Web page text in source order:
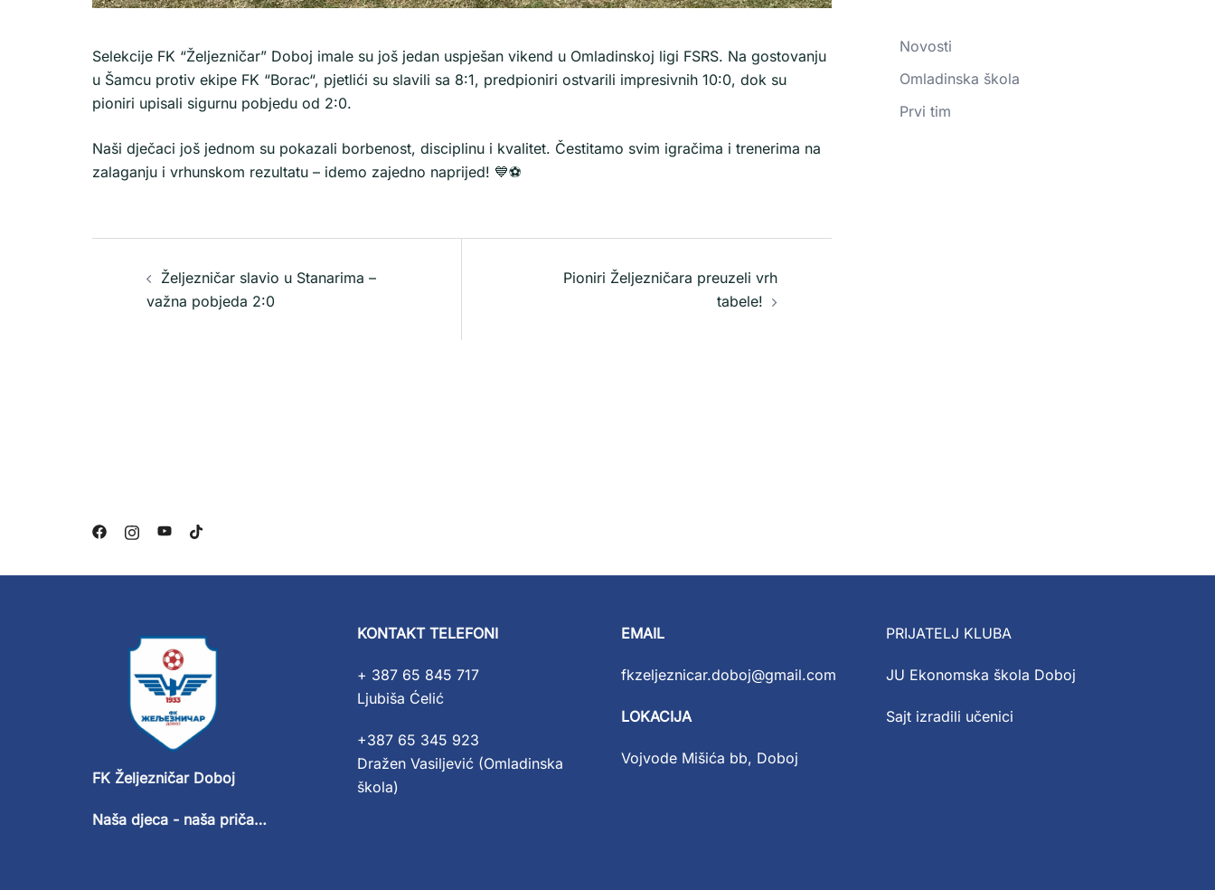
Selekcije FK “Željezničar” Doboj imale su još jedan uspješan vikend u Omladinskoj ligi FSRS. Na gostovanju
u Šamcu protiv ekipe FK “Borac“, pjetlići su slavili sa 8:1, predpioniri ostvarili impresivnih 10:0, dok su
pioniri upisali sigurnu pobjedu od 2:0.
Naši dječaci još jednom su pokazali borbenost, disciplinu i kvalitet. Čestitamo svim igračima i trenerima na
zalaganju i vrhunskom rezultatu – idemo zajedno naprijed! 💙⚽
Željezničar slavio u Stanarima –
važna pobjeda 2:0
Pioniri Željezničara preuzeli vrh
tabele!
Novosti
Omladinska škola
Prvi tim
FK Željezničar Doboj
Naša djeca - naša priča…
KONTAKT TELEFONI
+ 387 65 845 717
Ljubiša Ćelić
+387 65 345 923
Dražen Vasiljević (Omladinska
škola)
EMAIL
fkzeljeznicar.doboj@gmail.com
LOKACIJA
Vojvode Mišića bb, Doboj
PRIJATELJ KLUBA
JU Ekonomska škola Doboj
Sajt izradili učenici